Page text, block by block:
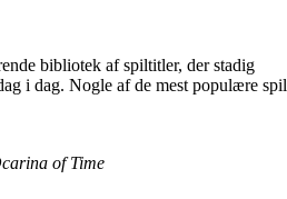
bibliotek af spiltitler, der stadig
i dag. Nogle af de mest populære spil
of Time